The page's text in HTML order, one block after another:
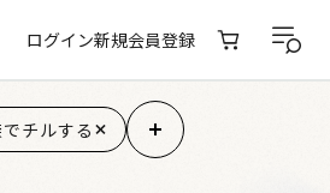
ログイン新規会員登録
チルする